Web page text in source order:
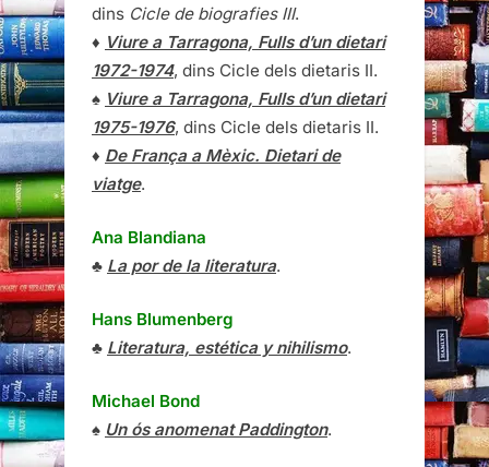
dins Cicle de biografies III.
♦ Viure a Tarragona, Fulls d’un dietari
1972-1974, dins Cicle dels dietaris II.
♠ Viure a Tarragona, Fulls d’un dietari
1975-1976, dins Cicle dels dietaris II.
♦ De França a Mèxic. Dietari de
viatge.
Ana Blandiana
♣ La por de la literatura.
Hans Blumenberg
♣ Literatura, estética y nihilismo.
Michael Bond
♠ Un ós anomenat Paddington.